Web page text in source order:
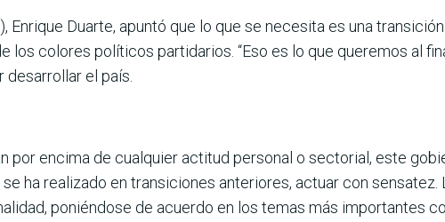
Enrique Duarte, apuntó que lo que se necesita es una
los colo­res políticos partidarios. “Eso es lo que queremos al
el país.
por encima de cualquier acti­tud personal o sectorial, este
ha realizado en transiciones anteriores, actuar con
poniéndose de acuerdo en los temas más importantes